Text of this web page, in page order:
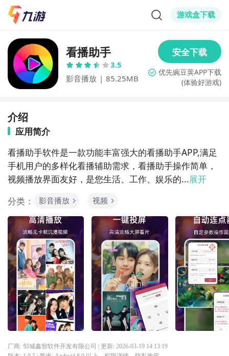
游戏盒下载
看播助手
3.5
影音播放 | 85.25MB (体验好游戏)
介绍
应用简介
看播助手软件是一款功能丰富强大的看播助手APP,满足
手机用户的多样化看播辅助需求，看播助手操作简单，
视频播放界面友好，是您生活、工作、娱乐的...展开
分类：
影音播放 视频
厂商: 邹城鑫智软件开发有限公司 | 更新: 2026-03-19 14:13:19